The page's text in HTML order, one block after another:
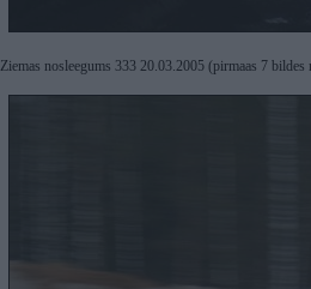
Ziemas nosleegums 333 20.03.2005 (pirmaas 7